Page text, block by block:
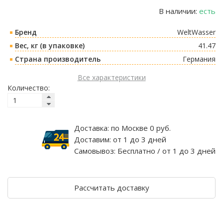
В наличии: есть
Бренд
WeltWasser
Вес, кг (в упаковке)
41.47
Страна производитель
Германия
Все характеристики
Количество:
Доставка: по Москве 0 руб.
Доставим: от 1 до 3 дней
Самовывоз: Бесплатно / от 1 до 3 дней
Рассчитать доставку